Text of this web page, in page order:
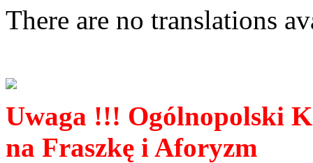
There are no translations
Uwaga !!! Ogólnopolski
na Fraszkę i Aforyzm